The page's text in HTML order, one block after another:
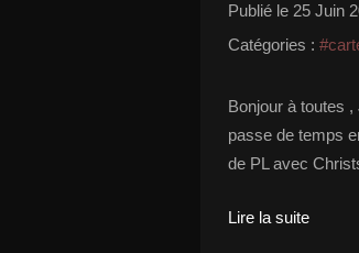
Publié le 25 Juin
Catégories :
Bonjour à toutes
passe de temps
de PL avec
Lire la suite